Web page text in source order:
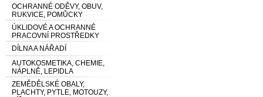
OCHRANNÉ ODĚVY, OBUV,
RUKVICE, POMŮCKY
ÚKLIDOVÉ A OCHRANNÉ
PRACOVNÍ PROSTŘEDKY
DÍLNA A NÁŘADÍ
AUTOKOSMETIKA, CHEMIE,
NÁPLNĚ, LEPIDLA
ZEMĚDĚLSKÉ OBALY,
PLACHTY, PYTLE, MOTOUZY,